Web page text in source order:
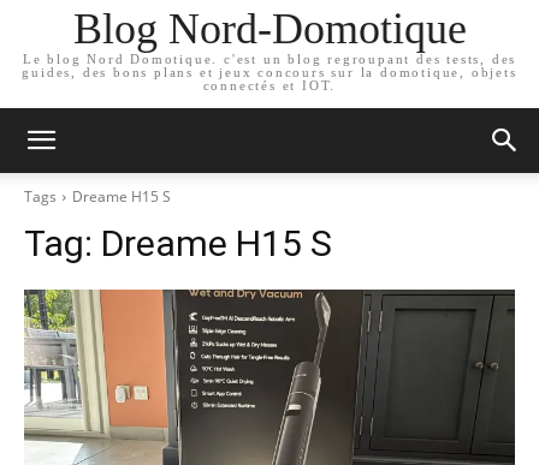
Blog Nord-Domotique
Le blog Nord Domotique. c'est un blog regroupant des tests, des
guides, des bons plans et jeux concours sur la domotique, objets
connectés et IOT.
Tags Dreame H15 S
Tag: Dreame H15 S